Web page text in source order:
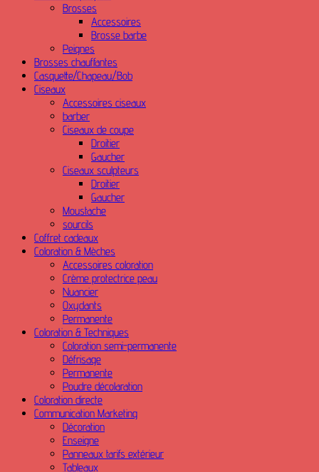
Brosses
Accessoires
Brosse barbe
Peignes
Brosses chauffantes
Casquette/Chapeau/Bob
Ciseaux
Accessoires ciseaux
barber
Ciseaux de coupe
Droitier
Gaucher
Ciseaux sculpteurs
Droitier
Gaucher
Moustache
sourcils
Coffret cadeaux
Coloration & Mèches
Accessoires coloration
Crème protectrice peau
Nuancier
Oxydants
Permanente
Coloration & Techniques
Coloration semi-permanente
Défrisage
Permanente
Poudre décolaration
Coloration directe
Communication Marketing
Décoration
Enseigne
Panneaux tarifs extérieur
Tableaux